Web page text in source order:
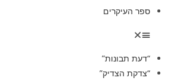
ספר העיקרים
“דעת תבונות”
“צדקת הצדיק”